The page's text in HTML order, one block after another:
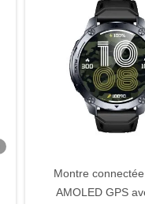
Montre
AMOLED GPS